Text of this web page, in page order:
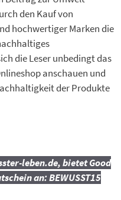
den Kauf von
hochwertiger Marken die
die Leser unbedingt das
anschauen und
der Produkte
leben.de, bietet Good
an: BEWUSST15